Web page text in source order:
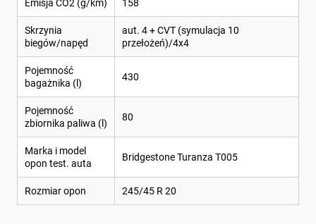
Emisja CO2 (g/km) 158
Skrzynia
biegów/napęd
aut. 4 + CVT (symulacja 10
przełożeń)/4x4
Pojemność
bagażnika (l)
430
Pojemność
zbiornika paliwa (l)
80
Marka i model
opon test. auta
Bridgestone Turanza T005
Rozmiar opon 245/45 R 20